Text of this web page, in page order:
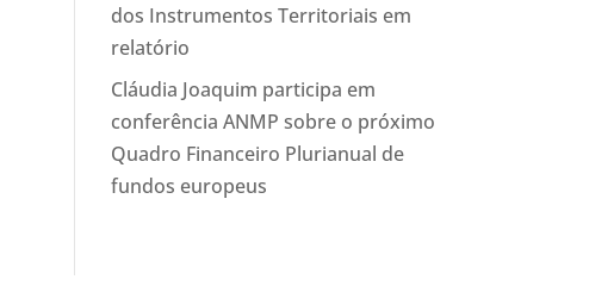
dos Instrumentos Territoriais em
relatório
Cláudia Joaquim participa em
conferência ANMP sobre o próximo
Quadro Financeiro Plurianual de
fundos europeus